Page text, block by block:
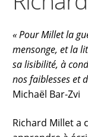
« Pour Millet la
mensonge, et la
sa lisibilité, à
nos faiblesses et
Michaël Bar-Zvi
Richard Millet a